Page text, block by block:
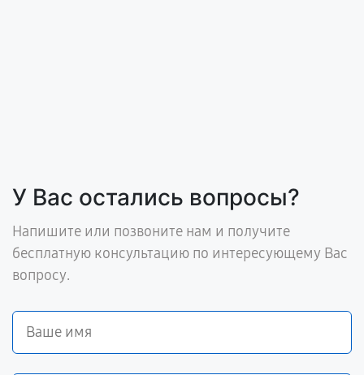
У Вас остались вопросы?
Напишите или позвоните нам и получите
бесплатную консультацию по интересующему Вас
вопросу.